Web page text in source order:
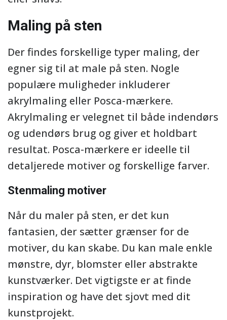
Maling på sten
Der findes forskellige typer maling, der
egner sig til at male på sten. Nogle
populære muligheder inkluderer
akrylmaling eller Posca-mærkere.
Akrylmaling er velegnet til både indendørs
og udendørs brug og giver et holdbart
resultat. Posca-mærkere er ideelle til
detaljerede motiver og forskellige farver.
Stenmaling motiver
Når du maler på sten, er det kun
fantasien, der sætter grænser for de
motiver, du kan skabe. Du kan male enkle
mønstre, dyr, blomster eller abstrakte
kunstværker. Det vigtigste er at finde
inspiration og have det sjovt med dit
kunstprojekt.